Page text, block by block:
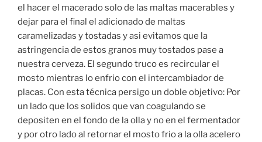
el hacer el macerado solo de las maltas macerables y
dejar para el final el adicionado de maltas
caramelizadas y tostadas y asi evitamos que la
astringencia de estos granos muy tostados pase a
nuestra cerveza. El segundo truco es recircular el
mosto mientras lo enfrio con el intercambiador de
placas. Con esta técnica persigo un doble objetivo: Por
un lado que los solidos que van coagulando se
depositen en el fondo de la olla y no en el fermentador
y por otro lado al retornar el mosto frio a la olla acelero